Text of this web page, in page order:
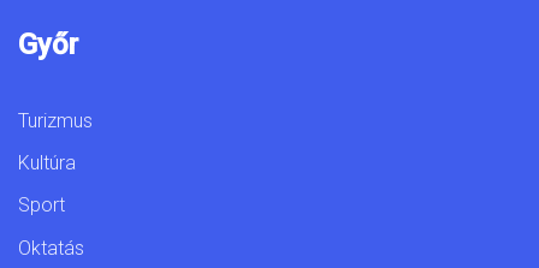
Győr
Turizmus
Kultúra
Sport
Oktatás